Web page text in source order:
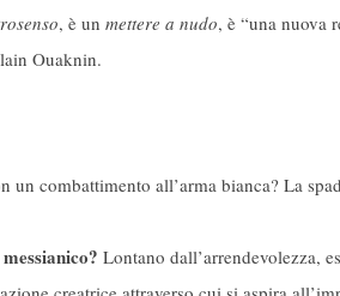
, è un mettere a nudo, è “una nuova
Ouaknin.
un combattimento all’arma bianca? La
Lontano dall’arrendevolezza,